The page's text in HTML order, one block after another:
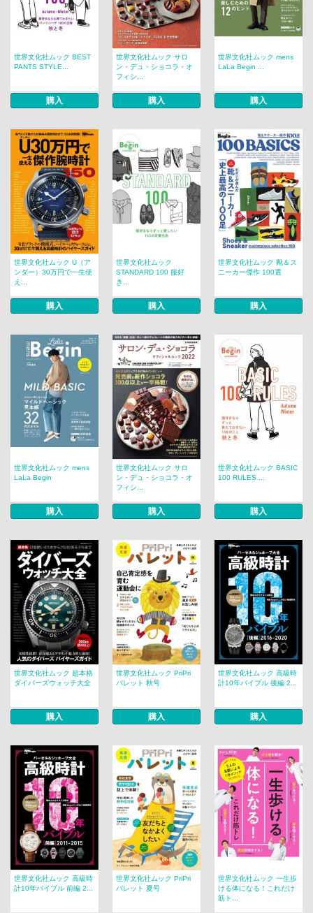
世界文化社ムック BEST
PANTS STYLE...
購入
世界文化社ムック サロ
ン・デュ・ショコラ・オ
フィシ...
購入
世界文化社ムック mens
LaLa Begin ...
購入
世界文化社ムック U（ア
ンダー）30万円で一生使
え...
購入
世界文化社ムック
STANDARD 100 服好
き...
購入
世界文化社ムック 靴＆ス
ニーカー傑作 100選
購入
世界文化社ムック mens
LaLa Begin
購入
世界文化社ムック サロ
ン・デュ・ショコラ・オ
フィシ...
購入
世界文化社ムック BASIC
100 RULES ...
購入
世界文化社ムック 超本格
ダイバーズウォッチ大全
購入
世界文化社ムック PriPri
パレット 秋号
購入
世界文化社ムック 高級時
計10年バイブル 後編 2...
購入
世界文化社ムック 高級時
計10年バイブル 前編 2...
世界文化社ムック PriPri
パレット 夏号
世界文化社ムック 一生歩
ける体になる！これだけ
筋ト...